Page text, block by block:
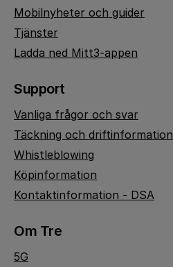
Mobilnyheter och guider
Tjänster
Ladda ned Mitt3-appen
Support
Vanliga frågor och svar
Täckning och driftinformation
Whistleblowing
Köpinformation
Kontaktinformation - DSA
Om Tre
5G